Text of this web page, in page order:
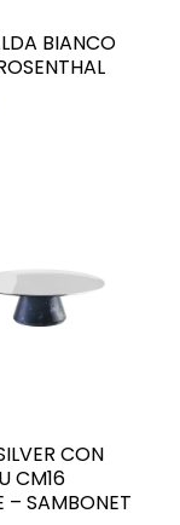
BIANCO
CON
CM16
– SAMBONET